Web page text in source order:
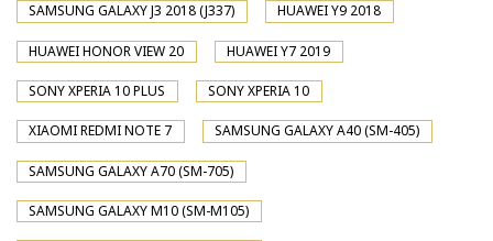
SAMSUNG GALAXY J3 2018 (J337) HUAWEI Y9 2018
HUAWEI HONOR VIEW 20 HUAWEI Y7 2019
SONY XPERIA 10 PLUS SONY XPERIA 10
XIAOMI REDMI NOTE 7 SAMSUNG GALAXY A40 (SM-405)
SAMSUNG GALAXY A70 (SM-705)
SAMSUNG GALAXY M10 (SM-M105)